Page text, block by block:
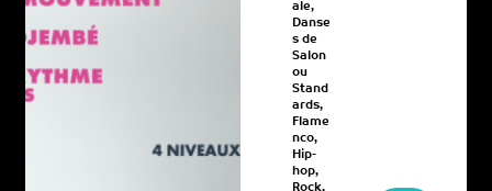
ale,
Danse
s de
Salon
ou
Stand
ards,
Flame
nco,
Hip-
hop,
Rock,